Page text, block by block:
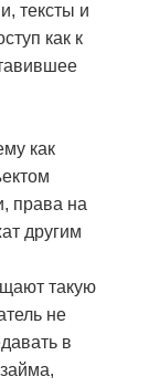
тексты и
как к
как
права на
другим
такую
не
в